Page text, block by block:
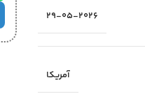
29-05-2026
آمریکا